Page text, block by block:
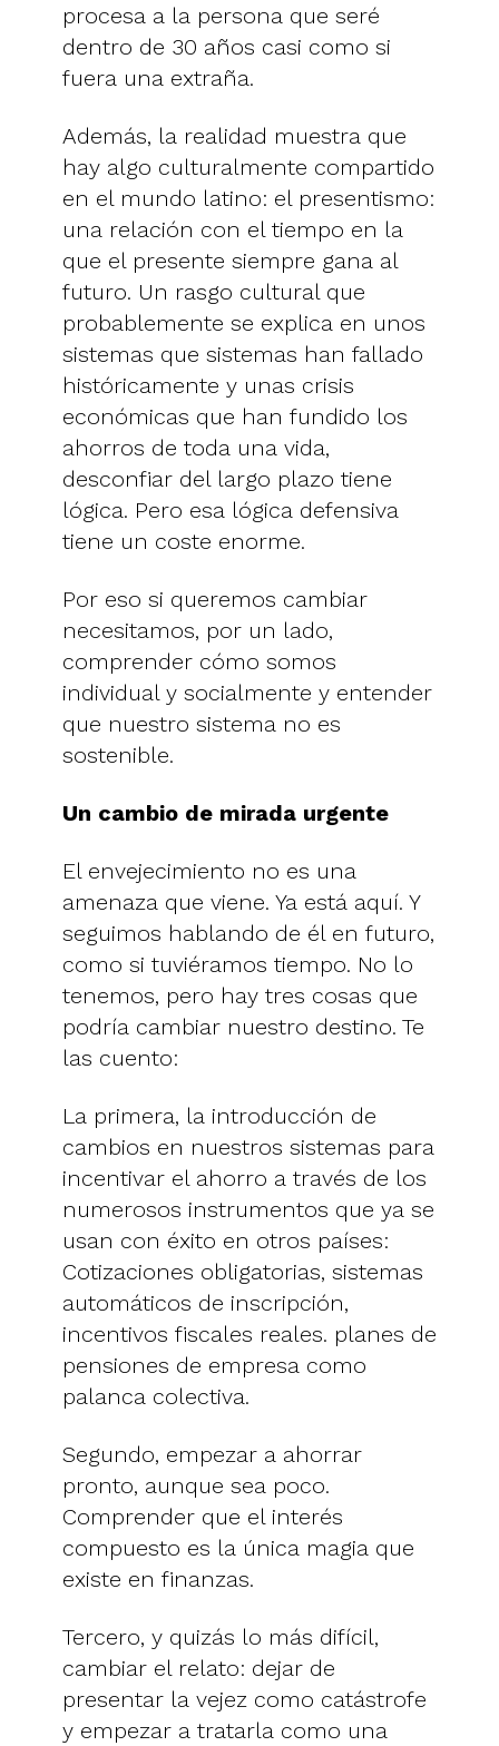
procesa a la persona que seré
dentro de 30 años casi como si
fuera una extraña.
Además, la realidad muestra que
hay algo culturalmente compartido
en el mundo latino: el presentismo:
una relación con el tiempo en la
que el presente siempre gana al
futuro. Un rasgo cultural que
probablemente se explica en unos
sistemas que sistemas han fallado
históricamente y unas crisis
económicas que han fundido los
ahorros de toda una vida,
desconfiar del largo plazo tiene
lógica. Pero esa lógica defensiva
tiene un coste enorme.
Por eso si queremos cambiar
necesitamos, por un lado,
comprender cómo somos
individual y socialmente y entender
que nuestro sistema no es
sostenible.
Un cambio de mirada urgente
El envejecimiento no es una
amenaza que viene. Ya está aquí. Y
seguimos hablando de él en futuro,
como si tuviéramos tiempo. No lo
tenemos, pero hay tres cosas que
podría cambiar nuestro destino. Te
las cuento:
La primera, la introducción de
cambios en nuestros sistemas para
incentivar el ahorro a través de los
numerosos instrumentos que ya se
usan con éxito en otros países:
Cotizaciones obligatorias, sistemas
automáticos de inscripción,
incentivos fiscales reales. planes de
pensiones de empresa como
palanca colectiva.
Segundo, empezar a ahorrar
pronto, aunque sea poco.
Comprender que el interés
compuesto es la única magia que
existe en finanzas.
Tercero, y quizás lo más difícil,
cambiar el relato: dejar de
presentar la vejez como catástrofe
y empezar a tratarla como una